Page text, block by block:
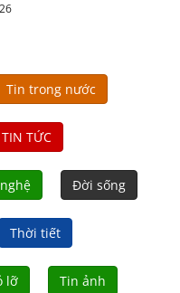
Tin trong nước
TIN TỨC
Đời sống
Thời tiết
lỡ Tin ảnh